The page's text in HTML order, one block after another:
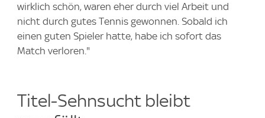
wirklich schön, waren eher durch viel Arbeit und
nicht durch gutes Tennis gewonnen. Sobald ich
einen guten Spieler hatte, habe ich sofort das
Match verloren."
Titel-Sehnsucht bleibt